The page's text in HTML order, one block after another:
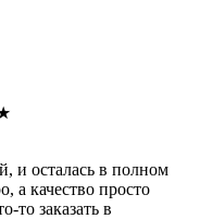
и осталась в полном
а качество просто
то заказать в